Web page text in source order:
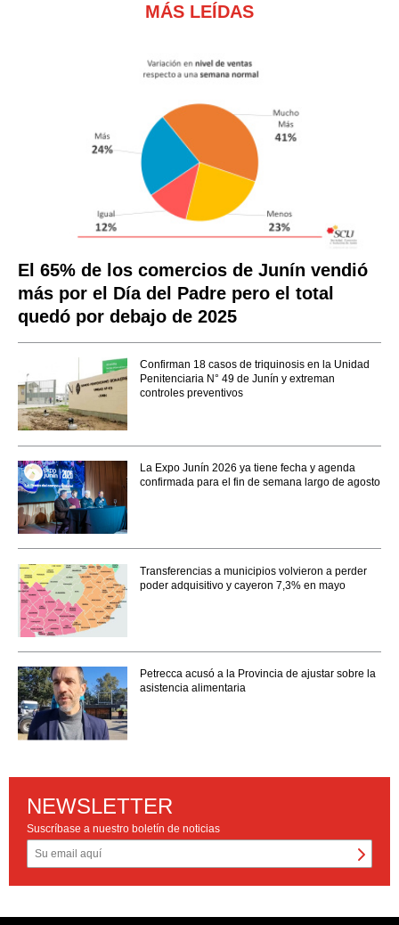
MÁS LEÍDAS
El 65% de los comercios de Junín vendió
más por el Día del Padre pero el total
quedó por debajo de 2025
Confirman 18 casos de triquinosis en la Unidad
Penitenciaria N° 49 de Junín y extreman
controles preventivos
La Expo Junín 2026 ya tiene fecha y agenda
confirmada para el fin de semana largo de agosto
Transferencias a municipios volvieron a perder
poder adquisitivo y cayeron 7,3% en mayo
Petrecca acusó a la Provincia de ajustar sobre la
asistencia alimentaria
NEWSLETTER
Suscríbase a nuestro boletín de noticias